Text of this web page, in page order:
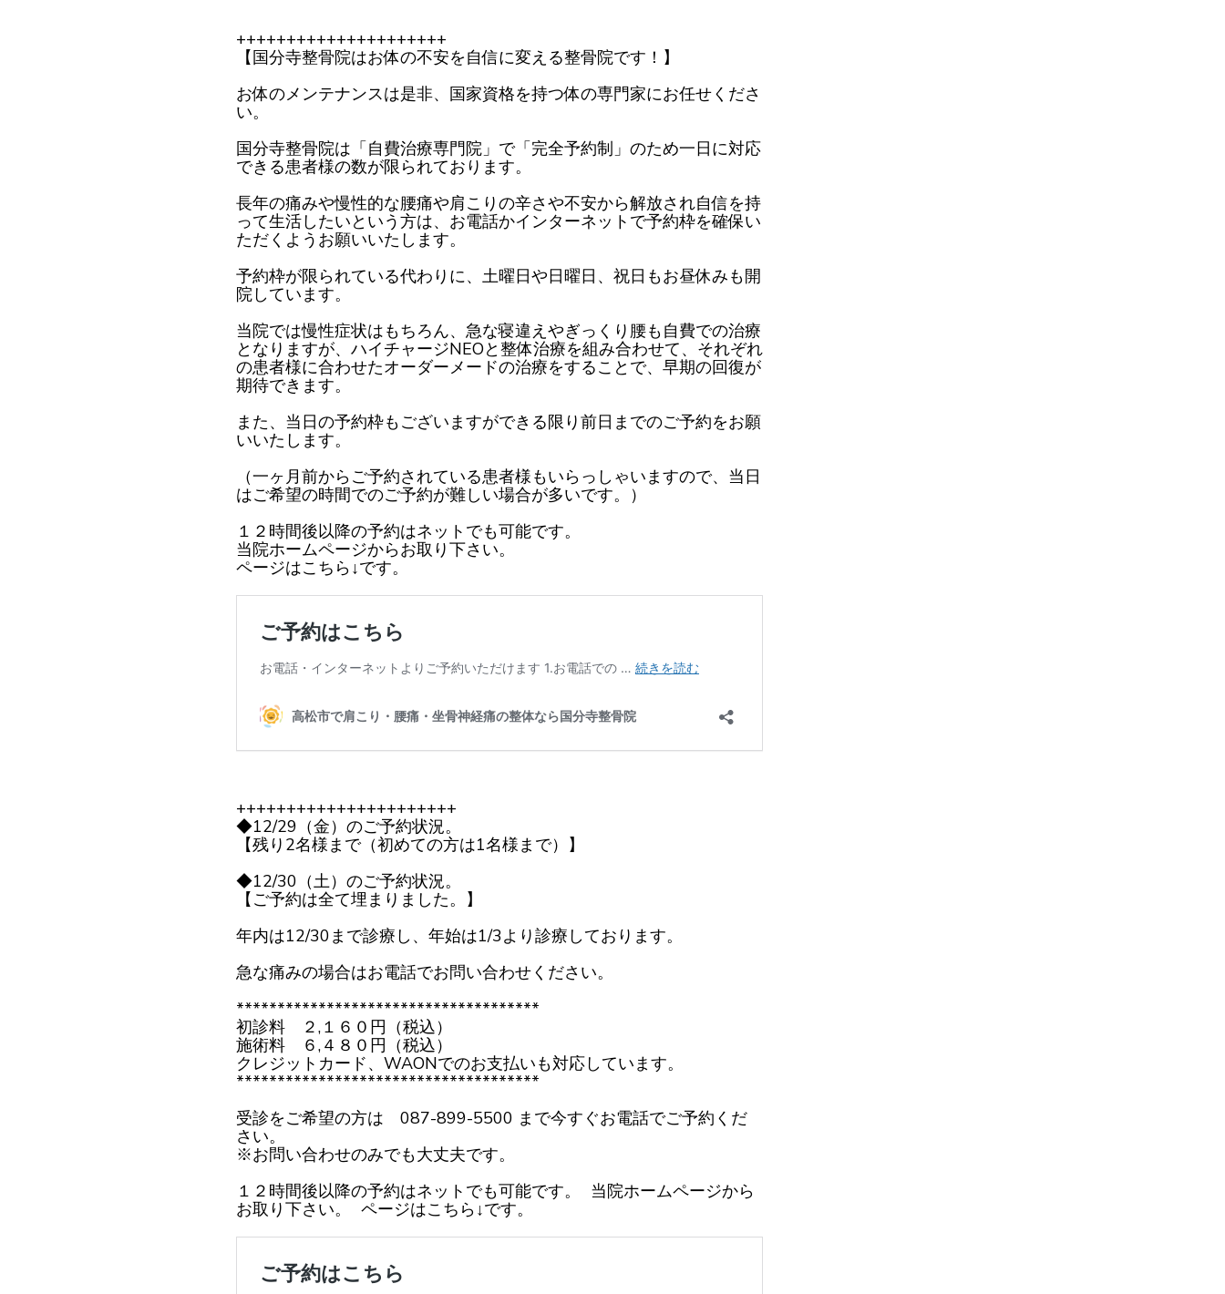
+++++++++++++++++++++
【国分寺整骨院はお体の不安を自信に変える整骨院です！】
お体のメンテナンスは是非、国家資格を持つ体の専門家にお任せくださ
い。
国分寺整骨院は「自費治療専門院」で「完全予約制」のため一日に対応
できる患者様の数が限られております。
長年の痛みや慢性的な腰痛や肩こりの辛さや不安から解放され自信を持
って生活したいという方は、お電話かインターネットで予約枠を確保い
ただくようお願いいたします。
予約枠が限られている代わりに、土曜日や日曜日、祝日もお昼休みも開
院しています。
当院では慢性症状はもちろん、急な寝違えやぎっくり腰も自費での治療
となりますが、ハイチャージNEOと整体治療を組み合わせて、それぞれ
の患者様に合わせたオーダーメードの治療をすることで、早期の回復が
期待できます。
また、当日の予約枠もございますができる限り前日までのご予約をお願
いいたします。
（一ヶ月前からご予約されている患者様もいらっしゃいますので、当日
はご希望の時間でのご予約が難しい場合が多いです。）
１２時間後以降の予約はネットでも可能です。
当院ホームページからお取り下さい。
ページはこちら↓です。
++++++++++++++++++++++
◆12/29（金）のご予約状況。
【残り2名様まで（初めての方は1名様まで）】
◆12/30（土）のご予約状況。
【ご予約は全て埋まりました。】
年内は12/30まで診療し、年始は1/3より診療しております。
急な痛みの場合はお電話でお問い合わせください。
*************************************
初診料 ２,１６０円（税込）
施術料 ６,４８０円（税込）
クレジットカード、WAONでのお支払いも対応しています。
*************************************
受診をご希望の方は 087-899-5500 まで今すぐお電話でご予約くだ
さい。
※お問い合わせのみでも大丈夫です。
１２時間後以降の予約はネットでも可能です。 当院ホームページから
お取り下さい。 ページはこちら↓です。